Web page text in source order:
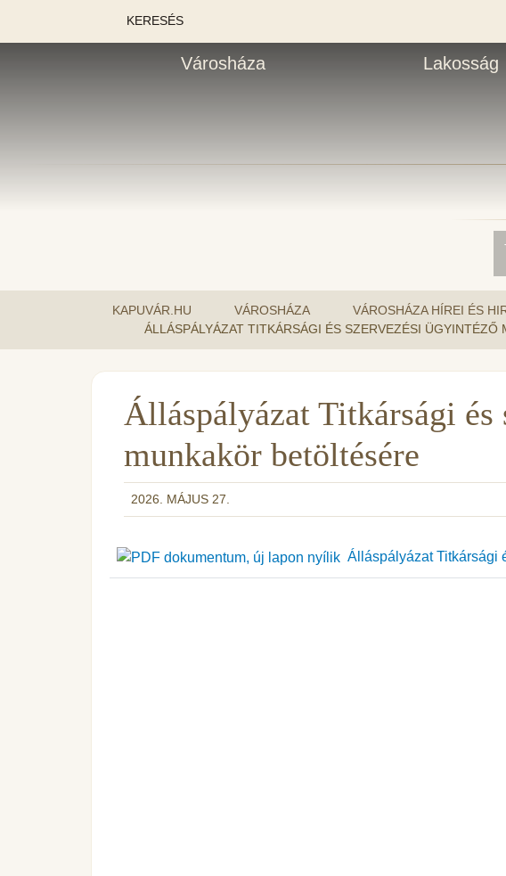
KERESÉS
Városháza Lakosság
KAPUVÁR.HU VÁROSHÁZA
VÁROSHÁZA HÍREI ÉS
ÁLLÁSPÁLYÁZAT TITKÁRSÁGI ÉS SZERVEZÉSI ÜGYINTÉZŐ
Álláspályázat Titkársági és
munkakör betöltésére
2026. MÁJUS 27.
Álláspályázat Titkársági